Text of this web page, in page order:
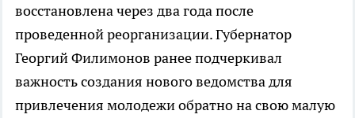
восстановлена через два года после
проведенной реорганизации. Губернатор
Георгий Филимонов ранее подчеркивал
важность создания нового ведомства для
привлечения молодежи обратно на свою малую